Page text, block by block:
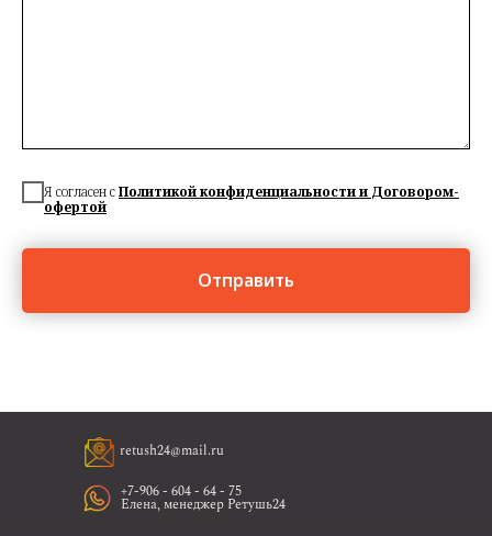
Я согласен сПолитикой конфиденциальностии Договором-
офертой
Отправить
Елена, менеджер Ретушь24
+7-906 - 604 - 64 - 75
retush24@mail.ru